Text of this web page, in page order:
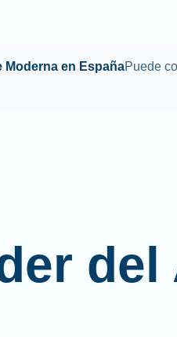
Moderna en EspañaPuede
del